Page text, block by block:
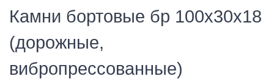
Камни бортовые бр 100х30х18
(дорожные,
вибропрессованные)